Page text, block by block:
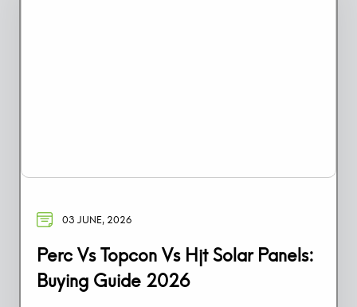
03 JUNE, 2026
Perc Vs Topcon Vs Hjt Solar Panels:
Buying Guide 2026